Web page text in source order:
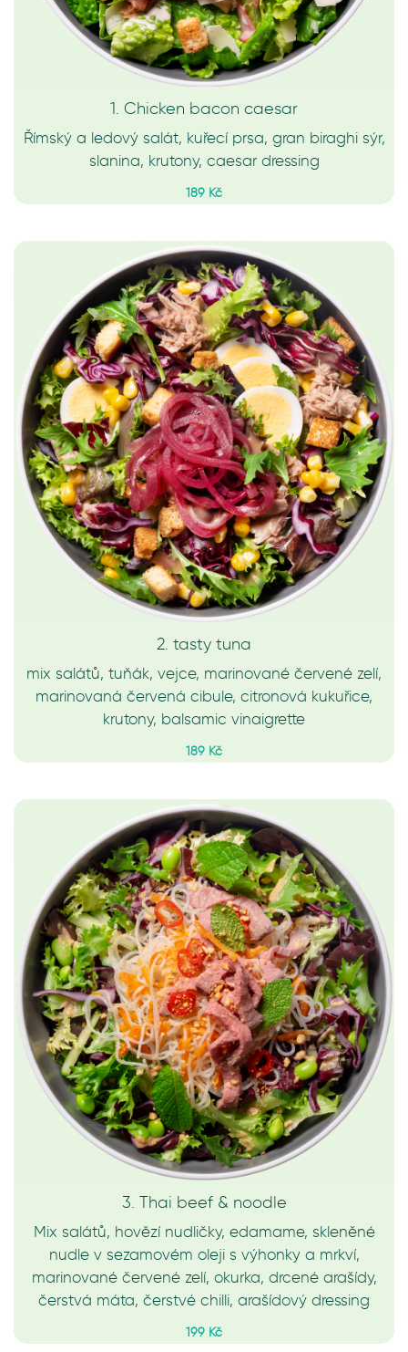
1. Chicken bacon caesar
Římský a ledový salát, kuřecí prsa, gran biraghi sýr,
slanina, krutony, caesar dressing
189 Kč
2. tasty tuna
mix salátů, tuňák, vejce, marinované červené zelí,
marinovaná červená cibule, citronová kukuřice,
krutony, balsamic vinaigrette
189 Kč
3. Thai beef & noodle
Mix salátů, hovězí nudličky, edamame, skleněné
nudle v sezamovém oleji s výhonky a mrkví,
marinované červené zelí, okurka, drcené arašídy,
čerstvá máta, čerstvé chilli, arašídový dressing
199 Kč